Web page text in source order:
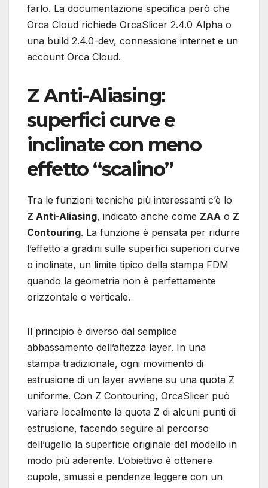
farlo. La documentazione specifica però che
Orca Cloud richiede OrcaSlicer 2.4.0 Alpha o
una build 2.4.0-dev, connessione internet e un
account Orca Cloud.
Z Anti-Aliasing:
superfici curve e
inclinate con meno
effetto “scalino”
Tra le funzioni tecniche più interessanti c’è lo
Z Anti-Aliasing, indicato anche come ZAA o Z
Contouring. La funzione è pensata per ridurre
l’effetto a gradini sulle superfici superiori curve
o inclinate, un limite tipico della stampa FDM
quando la geometria non è perfettamente
orizzontale o verticale.
Il principio è diverso dal semplice
abbassamento dell’altezza layer. In una
stampa tradizionale, ogni movimento di
estrusione di un layer avviene su una quota Z
uniforme. Con Z Contouring, OrcaSlicer può
variare localmente la quota Z di alcuni punti di
estrusione, facendo seguire al percorso
dell’ugello la superficie originale del modello in
modo più aderente. L’obiettivo è ottenere
cupole, smussi e pendenze leggere con un